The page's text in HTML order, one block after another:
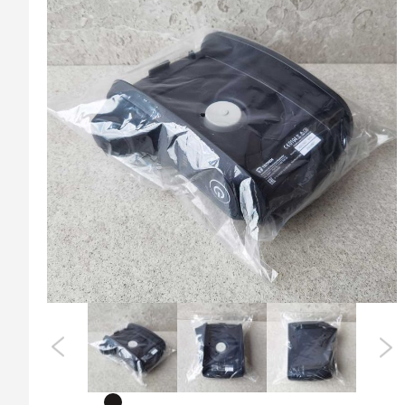
ที่
ส่วน
ท้าย
ของ
แกล
เลอ
รูปภาพ